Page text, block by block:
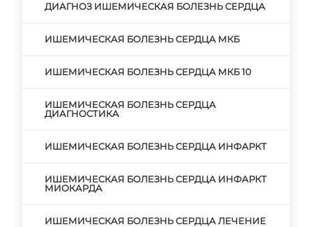
ДИАГНОЗ ИШЕМИЧЕСКАЯ БОЛЕЗНЬ СЕРДЦА
ИШЕМИЧЕСКАЯ БОЛЕЗНЬ СЕРДЦА МКБ
ИШЕМИЧЕСКАЯ БОЛЕЗНЬ СЕРДЦА МКБ 10
ИШЕМИЧЕСКАЯ БОЛЕЗНЬ СЕРДЦА
ДИАГНОСТИКА
ИШЕМИЧЕСКАЯ БОЛЕЗНЬ СЕРДЦА ИНФАРКТ
ИШЕМИЧЕСКАЯ БОЛЕЗНЬ СЕРДЦА ИНФАРКТ
МИОКАРДА
ИШЕМИЧЕСКАЯ БОЛЕЗНЬ СЕРДЦА ЛЕЧЕНИЕ